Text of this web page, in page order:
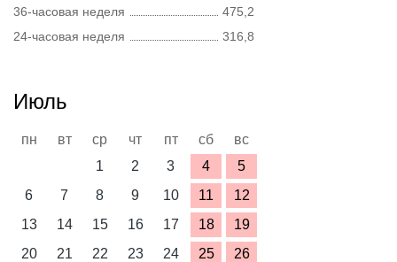
36-часовая неделя
475,2
24-часовая неделя
316,8
Июль
пн вт ср чт пт сб
вс
1
2 3 4
5
6
7 8 9 10 11
12
13
14 15 16 17 18
19
20
21 22 23 24 25
26